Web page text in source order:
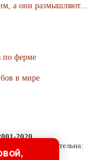
а они размышляют...
по ферме
в мире
2020
ссылка обязательна:
по кулинарии